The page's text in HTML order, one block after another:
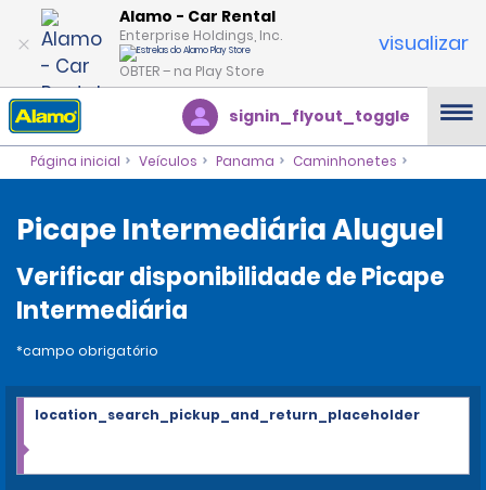
Alamo - Car Rental
Enterprise Holdings, Inc.
OBTER – na Play Store
visualizar
signin_flyout_toggle
Página inicial Veículos Panama Caminhonetes
Picape Intermediária Aluguel
Verificar disponibilidade de Picape
Intermediária
*campo obrigatório
location_search_pickup_and_return_placeholder